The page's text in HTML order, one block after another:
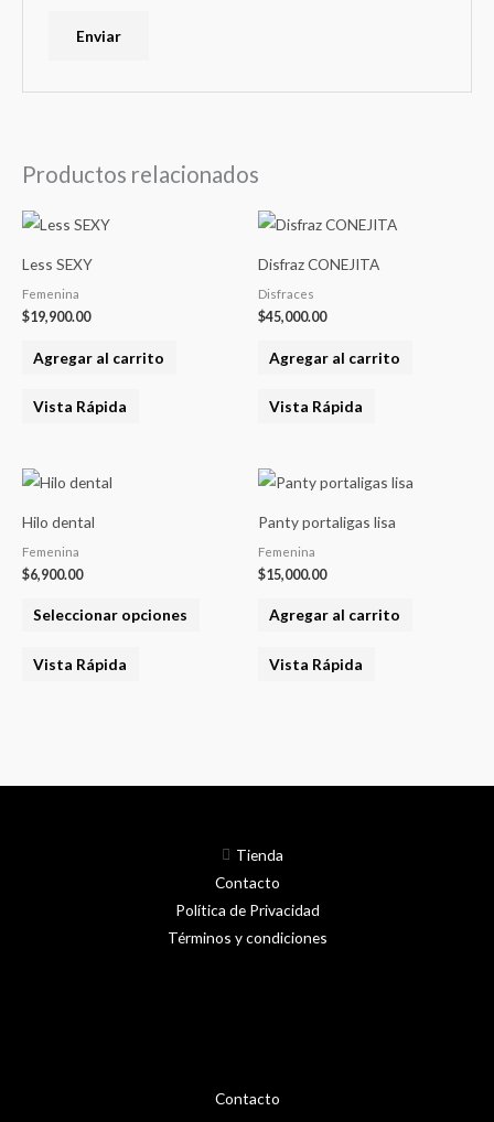
Productos relacionados
Less SEXY
Femenina
$19,900.00
Agregar al carrito
Vista Rápida
Disfraz CONEJITA
Disfraces
$45,000.00
Agregar al carrito
Vista Rápida
Hilo dental
Femenina
$6,900.00
Seleccionar opciones
la
producto
Vista Rápida
Panty portaligas lisa
Femenina
$15,000.00
Agregar al carrito
Vista Rápida
Contacto
Tienda
Contacto
Política de Privacidad
Términos y condiciones